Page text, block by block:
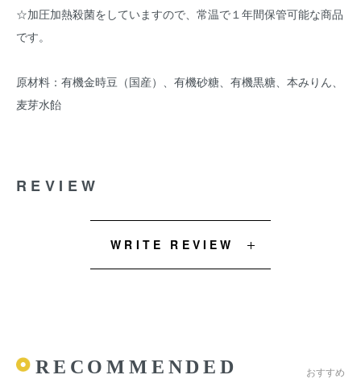
☆加圧加熱殺菌をしていますので、常温で１年間保管可能な商品
です。
原材料：有機金時豆（国産）、有機砂糖、有機黒糖、本みりん、
麦芽水飴
REVIEW
WRITE REVIEW
RECOMMENDED おすすめ